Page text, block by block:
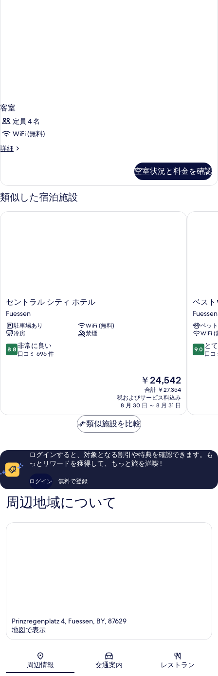
客室
定員 4 名
WiFi (無料)
詳細
客
細
空室状況と料金を確認
類似した宿泊施設
セ
ン
ト
ラ
ル
シ
テ
セントラル シティ ホテル
Fuessen
駐車場あり
WiFi (無料)
冷房
禁煙
10
段
良
ミ
件
件
コ
ミ
8.8 非常に良い
口コミ 696 件
現
在
の
料
金
は
￥24,542
￥24,542
合計 ￥27,354
税およびサービス料込み
8 月 30 日 ～ 8 月 31 日
セントラル シティ ホテル
ベ
ス
ト
ウ
ェ
ス
タ
ル
セ
ン
ベスト
Fuessen
ペッ
WiFi (
10
段
素
い、
口
口
9.0 と
口コ
ベスト
類似施設を比較
ログインすると、対象となる割引や特典を確認できます。も
っとリワードを獲得して、もっと旅を満喫 !
ログイン 無料で登録
周辺地域について
地図
Prinzregenplatz 4, Fuessen, BY, 87629
地図で表示
周辺情報 交通案内 レストラン